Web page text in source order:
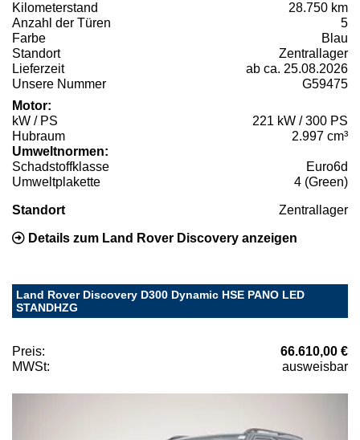
Kilometerstand
28.750 km
Anzahl der Türen
5
Farbe
Blau
Standort
Zentrallager
Lieferzeit
ab ca. 25.08.2026
Unsere Nummer
G59475
Motor:
kW / PS
221 kW / 300 PS
Hubraum
2.997 cm³
Umweltnormen:
Schadstoffklasse
Euro6d
Umweltplakette
4 (Green)
Standort Zentrallager
Details zum Land Rover Discovery anzeigen
Land Rover Discovery D300 Dynamic HSE PANO LED
STANDHZG
Preis:
66.610,00 €
MWSt:
ausweisbar